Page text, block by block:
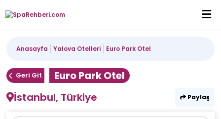
Anasayfa Yalova Otelleri Euro Park Otel
Geri Git
Euro Park Otel
İstanbul, Türkiye
Paylaş